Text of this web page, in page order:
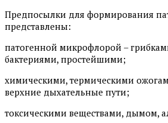
Предпосылки для формирования
представлены:
патогенной микрофлорой –
бактериями, простейшими;
химическими, термическими
верхние дыхательные пути;
токсическими веществами, дымом,